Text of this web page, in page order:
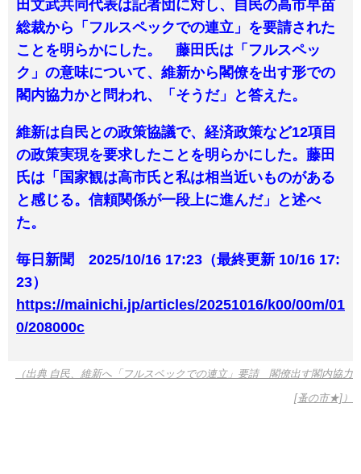
田文武共同代表は記者団に対し、自民の高市早苗
総裁から「フルスペックでの連立」を要請された
ことを明らかにした。 藤田氏は「フルスペッ
ク」の意味について、維新から閣僚を出す形での
閣内協力かと問われ、「そうだ」と答えた。
維新は自民との政策協議で、経済政策など12項目
の政策実現を要求したことを明らかにした。藤田
氏は「国家観は高市氏と私は相当近いものがある
と感じる。信頼関係が一段上に進んだ」と述べ
た。
毎日新聞 2025/10/16 17:23（最終更新 10/16 17:
23）
https://mainichi.jp/articles/20251016/k00/00m/01
0/208000c
（出典 自民、維新へ「フルスペックでの連立」要請 閣僚出す閣内協力
[蚤の市★]）